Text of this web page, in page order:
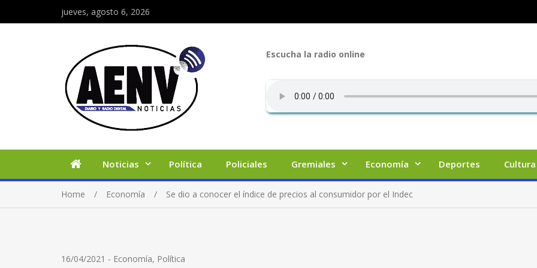
jueves, agosto 6, 2026
Escucha la radio online
Noticias Política Policiales Gremiales Economía Deportes Cultura
Home Economía Se dio a conocer el índice de precios al consumidor por el Indec
16/04/2021 - Economía, Política